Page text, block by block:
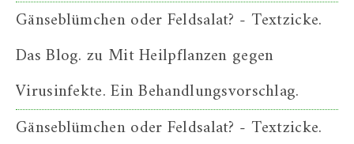
Gänseblümchen oder Feldsalat? - Textzicke.
Das Blog. zu Mit Heilpflanzen gegen
Virusinfekte. Ein Behandlungsvorschlag.
Gänseblümchen oder Feldsalat? - Textzicke.